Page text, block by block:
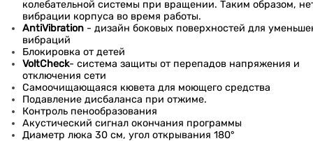
колебательной системы при вращении. Таким образом,
вибрации корпуса во время работы.
AntiVibration - дизайн боковых поверхностей для
вибраций
Блокировка от детей
VoltCheck- система защиты от перепадов напряжения и
отключения сети
Самоочищающаяся кювета для моющего средства
Подавление дисбаланса при отжиме.
Контроль пенообразования
Акустический сигнал окончания программы
Диаметр люка 30 см, угол открывания 180°